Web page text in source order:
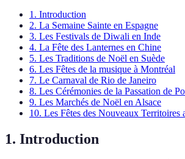
1. Introduction
2. La Semaine Sainte en Espagne
3. Les Festivals de Diwali en Inde
4. La Fête des Lanternes en Chine
5. Les Traditions de Noël en Suède
6. Les Fêtes de la musique à Montréal
7. Le Carnaval de Rio de Janeiro
8. Les Cérémonies de la Passation de
9. Les Marchés de Noël en Alsace
10. Les Fêtes des Nouveaux Territoires
1. Introduction